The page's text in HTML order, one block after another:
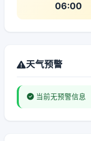
06:00
天气预警
当前无预警信息